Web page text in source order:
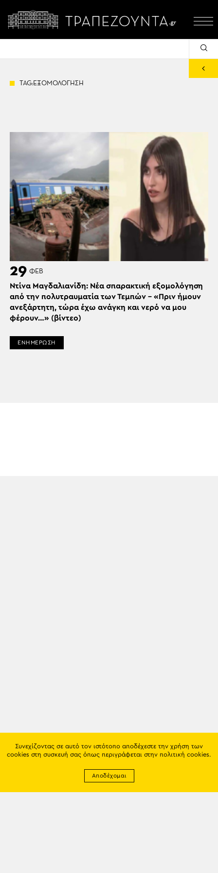
TAG:ΕΞΟΜΟΛΟΓΗΣΗ
29 ΦΕΒ
Ντίνα Μαγδαλιανίδη: Νέα σπαρακτική εξομολόγηση
από την πολυτραυματία των Τεμπών – «Πριν ήμουν
ανεξάρτητη, τώρα έχω ανάγκη και νερό να μου
φέρουν…» (βίντεο)
ΕΝΗΜΕΡΩΣΗ
Συνεχίζοντας σε αυτό τον ιστότοπο αποδέχεστε την χρήση των
cookies στη συσκευή σας όπως περιγράφεται στην πολιτική cookies.
Αποδέχομαι